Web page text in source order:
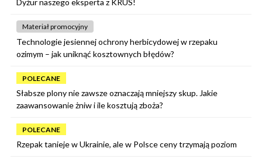
Dyżur naszego eksperta z KRUS!
Materiał promocyjny
Technologie jesiennej ochrony herbicydowej w rzepaku
ozimym – jak uniknąć kosztownych błędów?
POLECANE
Słabsze plony nie zawsze oznaczają mniejszy skup. Jakie
zaawansowanie żniw i ile kosztują zboża?
POLECANE
Rzepak tanieje w Ukrainie, ale w Polsce ceny trzymają poziom